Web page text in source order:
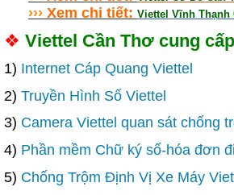
››› Xem chi tiết: Viettel Vĩnh Thạnh
❖ Viettel Cần Thơ cung
1) Internet Cáp Quang Viettel
2) Truyền Hình Số Viettel
3) Camera Viettel quan sát chống
4) Phần mềm Chữ ký số-hóa đơn
5) Chống Trộm Định Vị Xe Máy